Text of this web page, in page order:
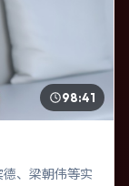
98:41
德、梁朝伟等实